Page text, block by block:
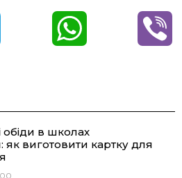
e t
обіди в школах
як виготовити картку для